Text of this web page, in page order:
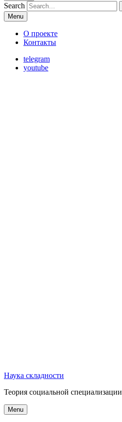
Search
Menu
О проекте
Контакты
telegram
youtube
Наука складности
Теория социальной специализации
Menu